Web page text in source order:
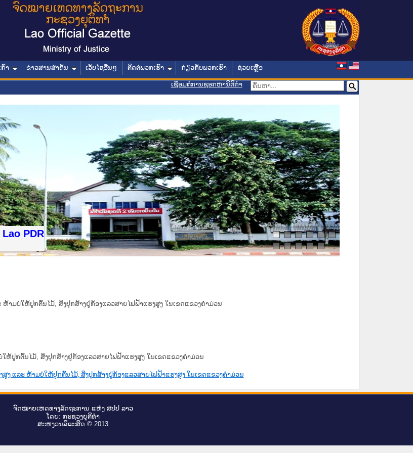
າ ຂ່າວສານສໍາຄັນ ເວັບໄຊອື່ນໆ ຕິດຕໍ່ພວກເຮົາ ກ່ຽວກັບພວກເຮົາ ຊ່ວຍເຫຼືອ
ເຊື່ອມຕໍ່ການຊອກຫານິຕິກຳ
PDR
ມບໍ່ໃຫ້ປູກຕົ້ນໄມ້, ສິ່ງປຸກສ້າງຢູ່ກ້ອງແລວສາຍໄຟຟ້າແຮງສູງ ໃນເຂດແຂວງຄຳມ່ວນ
ປູກຕົ້ນໄມ້, ສິ່ງປຸກສ້າງຢູ່ກ້ອງແລວສາຍໄຟຟ້າແຮງສູງ ໃນເຂດແຂວງຄຳມ່ວນ
ແລະ ຫ້າມບໍ່ໃຫ້ປູກຕົ້ນໄມ້, ສິ່ງປຸກສ້າງຢູ່ກ້ອງແລວສາຍໄຟຟ້າແຮງສູງ ໃນເຂດແຂວງຄຳມ່ວນ
ຈົດ​ໝາຍ​ເຫດ​ທາງ​ລັດ​ຖະ​ການ ແຫ່ງ ສ​ປ​ປ ລາວ
ໂດຍ: ກະ​ຊວງຍຸ​ຕິ​ທຳ
ສະ​ຫງວນ​ລິ​ຂະ​ສິດ © 2013